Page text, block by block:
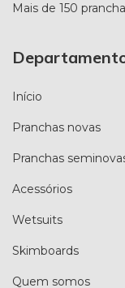
Mais de 150
Início
Pranchas novas
Pranchas
Acessórios
Wetsuits
Skimboards
Quem somos